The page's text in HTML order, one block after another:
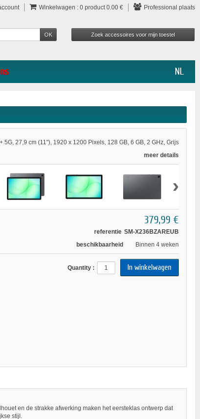
Winkelwagen : 0 product0.00 € Professional plaats
NL
5G, 27,9 cm (11"), 1920 x 1200 Pixels, 128 GB, 6 GB, 2 GHz, Grijs
meer details
›
379,99 €
referentie SM-X236BZAREUB
beschikbaarheid
Binnen 4 weken
Quantity :
en de strakke afwerking maken het eersteklas ontwerp dat
stijl.